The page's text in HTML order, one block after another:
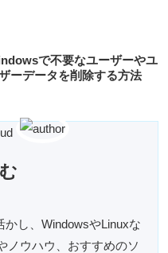
で不要なユーザーやユ
ーデータを削除する方法
し、WindowsやLinuxな
ノウハウ、おすすめのソ